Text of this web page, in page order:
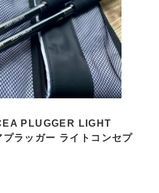
PLUGGER LIGHT
ラッガー ライトコンセプ